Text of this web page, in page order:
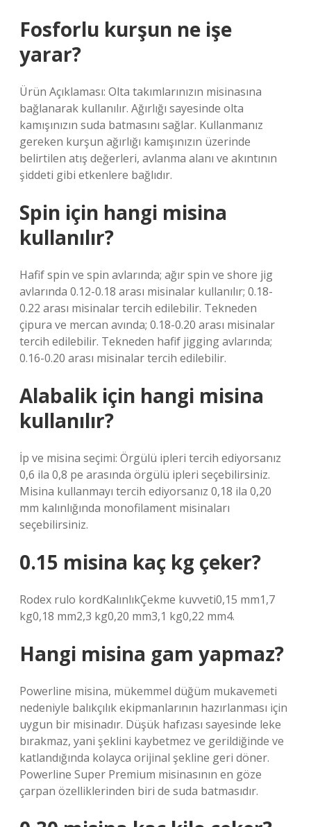
Fosforlu kurşun ne işe
yarar?
Ürün Açıklaması: Olta takımlarınızın misinasına
bağlanarak kullanılır. Ağırlığı sayesinde olta
kamışınızın suda batmasını sağlar. Kullanmanız
gereken kurşun ağırlığı kamışınızın üzerinde
belirtilen atış değerleri, avlanma alanı ve akıntının
şiddeti gibi etkenlere bağlıdır.
Spin için hangi misina
kullanılır?
Hafif spin ve spin avlarında; ağır spin ve shore jig
avlarında 0.12-0.18 arası misinalar kullanılır; 0.18-
0.22 arası misinalar tercih edilebilir. Tekneden
çipura ve mercan avında; 0.18-0.20 arası misinalar
tercih edilebilir. Tekneden hafif jigging avlarında;
0.16-0.20 arası misinalar tercih edilebilir.
Alabalik için hangi misina
kullanılır?
İp ve misina seçimi: Örgülü ipleri tercih ediyorsanız
0,6 ila 0,8 pe arasında örgülü ipleri seçebilirsiniz.
Misina kullanmayı tercih ediyorsanız 0,18 ila 0,20
mm kalınlığında monofilament misinaları
seçebilirsiniz.
0.15 misina kaç kg çeker?
Rodex rulo kordKalınlıkÇekme kuvveti0,15 mm1,7
kg0,18 mm2,3 kg0,20 mm3,1 kg0,22 mm4.
Hangi misina gam yapmaz?
Powerline misina, mükemmel düğüm mukavemeti
nedeniyle balıkçılık ekipmanlarının hazırlanması için
uygun bir misinadır. Düşük hafızası sayesinde leke
bırakmaz, yani şeklini kaybetmez ve gerildiğinde ve
katlandığında kolayca orijinal şekline geri döner.
Powerline Super Premium misinasının en göze
çarpan özelliklerinden biri de suda batmasıdır.